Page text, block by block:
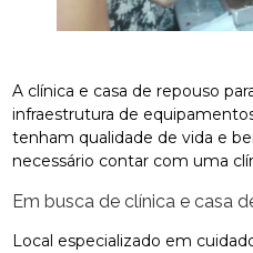
A clínica e casa de repouso
infraestrutura de
tenham qualidade de vida e
necessário contar com uma
Em busca de clínica e casa
Local especializado em